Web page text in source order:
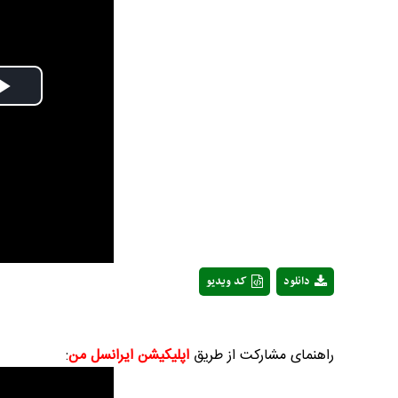
Play
کد ویدیو دانلود
راهنمای مشارکت از طریق اپلیکیشن ایرانسل من: